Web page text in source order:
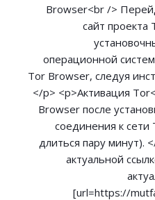
Browser<br />
сайт проекта
операционной
Tor Browser, следуя
</p> <p>Активация
Browser после
соединения к
длиться пару минут).
актуальной
[url=https://